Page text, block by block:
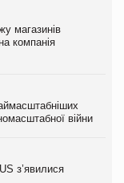
магазинів
компанія
війни
з’явилися
магазинів
компанія
війни
з’явилися
за квартал